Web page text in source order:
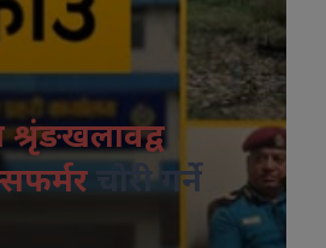
श्रृंङखलावद्व
चोरी गर्ने